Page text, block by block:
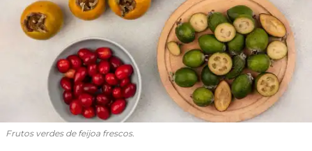
Frutos verdes de feijoa frescos.